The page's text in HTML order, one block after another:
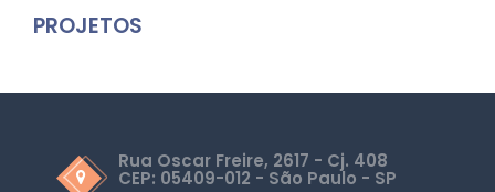
PROJETOS
Rua Oscar Freire, 2617 - Cj. 408
CEP: 05409-012 - São Paulo - SP